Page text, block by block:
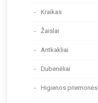
Kraikas
Žaislai
Antkakliai
Dubenėliai
Higienos priemonės